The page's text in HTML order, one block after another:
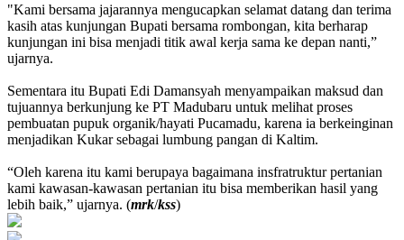
"Kami bersama jajarannya mengucapkan selamat datang dan terima
kasih atas kunjungan Bupati bersama rombongan, kita berharap
kunjungan ini bisa menjadi titik awal kerja sama ke depan nanti,”
ujarnya.
Sementara itu Bupati Edi Damansyah menyampaikan maksud dan
tujuannya berkunjung ke PT Madubaru untuk melihat proses
pembuatan pupuk organik/hayati Pucamadu, karena ia berkeinginan
menjadikan Kukar sebagai lumbung pangan di Kaltim.
“Oleh karena itu kami berupaya bagaimana insfratruktur pertanian
kami kawasan-kawasan pertanian itu bisa memberikan hasil yang
lebih baik,” ujarnya. (mrk/kss)